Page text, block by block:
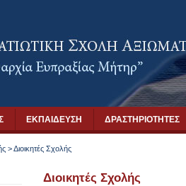
ΕΚΠΑΙΔΕΥΣΗ ΔΡΑΣΤΗΡΙΟΤΗΤΕΣ
>Διοικητές Σχολής
Διοικητές Σχολής